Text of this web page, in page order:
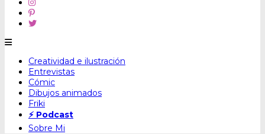
Skip
content
Creatividad e ilustración
Entrevistas
Cómic
Dibujos animados
Friki
⚡ Podcast
Sobre Mi